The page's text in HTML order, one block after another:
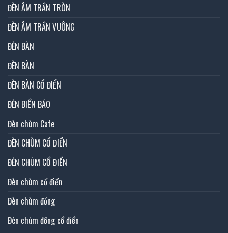
ĐÈN ÂM TRẦN TRÒN
ĐÈN ÂM TRẦN VUÔNG
ĐÈN BÀN
ĐÈN BÀN
ĐÈN BÀN CỔ ĐIỂN
ĐÈN BIỂN BÁO
Đèn chùm Cafe
ĐÈN CHÙM CỔ ĐIỂN
ĐÈN CHÙM CỔ ĐIỂN
Đèn chùm cổ điển
Đèn chùm đồng
Đèn chùm đồng cổ điển